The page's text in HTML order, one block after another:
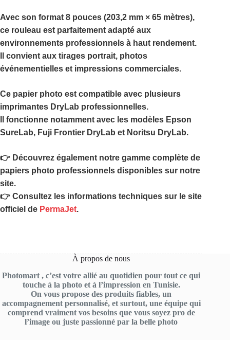
Avec son format 8 pouces (203,2 mm × 65 mètres),
ce rouleau est parfaitement adapté aux
environnements professionnels à haut rendement.
Il convient aux tirages portrait, photos
événementielles et impressions commerciales.
Ce papier photo est compatible avec plusieurs
imprimantes DryLab professionnelles.
Il fonctionne notamment avec les modèles Epson
SureLab, Fuji Frontier DryLab et Noritsu DryLab.
👉 Découvrez également notre gamme complète de
papiers photo professionnels disponibles sur notre
site.
👉 Consultez les informations techniques sur le site
officiel de PermaJet.
À propos de nous
Photomart , c’est votre allié au quotidien pour tout ce qui
touche à la photo et à l’impression en Tunisie.
On vous propose des produits fiables, un
accompagnement personnalisé, et surtout, une équipe qui
comprend vraiment vos besoins que vous soyez pro de
l’image ou juste passionné par la belle photo